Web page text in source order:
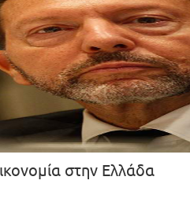
στην Ελλάδα